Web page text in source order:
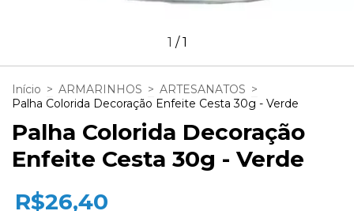
1 /1
Início > ARMARINHOS > ARTESANATOS >
Palha Colorida Decoração Enfeite Cesta 30g - Verde
Palha Colorida Decoração
Enfeite Cesta 30g - Verde
R$26,40